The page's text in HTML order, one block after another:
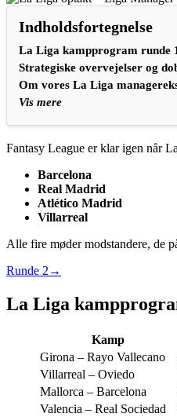
Indholdsfortegnelse
La Liga kampprogram runde
Strategiske overvejelser og
Om vores La Liga
Vis mere
Fantasy League er klar igen når
Barcelona
Real Madrid
Atlético Madrid
Villarreal
Alle fire møder modstandere, de
Runde 2→
La Liga
Kamp
Girona – Rayo Vallecano
Villarreal – Oviedo
Mallorca – Barcelona
Valencia – Real Sociedad